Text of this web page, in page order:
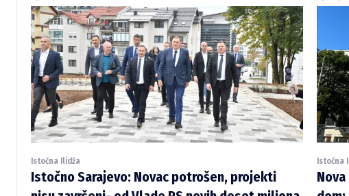
Istočna Ilidža
Istočno Sarajevo: Novac potrošen, projekti
Istočna